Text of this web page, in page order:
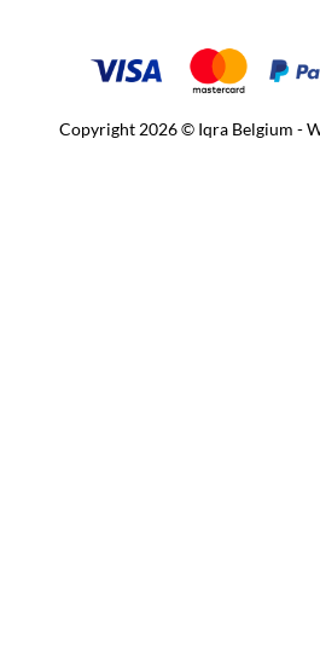
Copyright 2026 © Iqra Belgium -